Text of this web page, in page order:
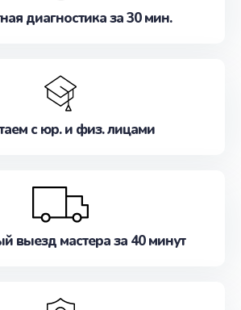
диагностика за 30 мин.
с юр. и физ. лицами
выезд мастера за 40 минут